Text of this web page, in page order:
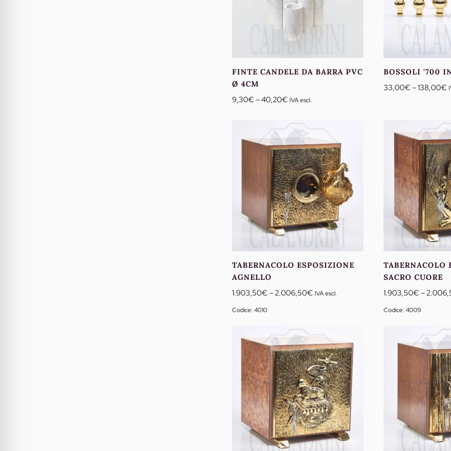
FINTE CANDELE DA BARRA PVC
Ø 4CM
9,30€ –40,20€ Fascia
prezzo:
da
9,30€
a
40,20€
IVA escl.
BOSSOLI '700
33,00€ –138,00€
a
TABERNACOLO ESPOSIZIONE
AGNELLO
1.903,50€ –2.006,50€ Fascia
1.903,50€
a
2.006,50€
IVA escl.
Codice: 4010
TABERNACOLO
SACRO CUORE
1.903,50€ –
Codice: 4009